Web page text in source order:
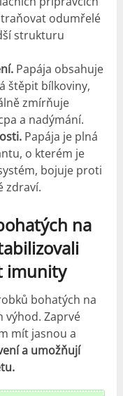
odumřelé
strukturu
Papája obsahuje
štěpit bílkoviny,
zmírňuje
a nadýmání.
Papája je plná
o kterém je
bojuje proti
zdraví.
na
imunity
bohatých na
výhod. Zaprvé
mít jasnou a
a umožňují